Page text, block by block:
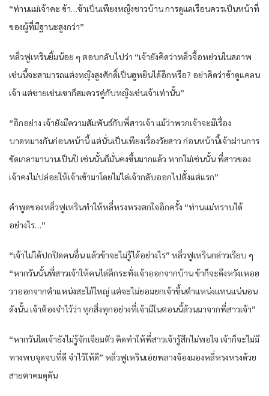
“ท่านแม่เจ้าคะ ข้า…ข้าเป็นเพียงหญิงชาวบ้าน การดูแลเรือนควรเป็นหน้าที่
ของผู้ที่มีฐานะสูงกว่า”
หลิ่วฟูเหรินยิ้มน้อย ๆ ตอบกลับไปว่า “เจ้ายังคิดว่าหลิ่วจื้อหย่วนในสภาพ
เช่นนี้จะสามารถแต่งหญิงสูงศักดิ์เป็นฮูหยินได้อีกหรือ? อย่าคิดว่าข้าดูแคลน
เจ้า แต่ชายเช่นเขาก็สมควรคู่กับหญิงเช่นเจ้าเท่านั้น”
“อีกอย่าง เจ้ายังมีความสัมพันธ์กับพี่สาวเจ้า แม้ว่าพวกเจ้าจะมีเรื่อง
บาดหมางกันก่อนหน้านี้ แต่นั่นเป็นเพียงเรื่องวัยสาว ก่อนหน้านี้เจ้าผ่านการ
ขัดเกลามานานเป็นปี เช่นนั้นก็มั่นคงขึ้นมากแล้ว หากไม่เช่นนั้น พี่สาวของ
เจ้าคงไม่ปล่อยให้เจ้าเข้ามาโดยไม่ไล่เจ้ากลับออกไปตั้งแต่แรก”
คำพูดของหลิ่วฟูเหรินทำให้หลี่หรงหรงตกใจอีกครั้ง “ท่านแม่ทราบได้
อย่างไร…”
“เจ้าไม่ได้ปกปิดคนอื่น แล้วข้าจะไม่รู้ได้อย่างไร” หลิ่วฟูเหรินกล่าวเรียบ ๆ
“หากวันนั้นพี่สาวเจ้าให้คนไล่ตีกระทั่งเจ้าออกจากบ้าน ข้าก็จะดึงหวังเหอฮ
วาออกจากตำแหน่งสะใภ้ใหญ่ แต่จะไม่ยอมยกเจ้าขึ้นตำแหน่งแทนแน่นอน
ดังนั้น เจ้าต้องจำไว้ว่า ทุกสิ่งทุกอย่างที่เจ้ามีในตอนนี้ล้วนมาจากพี่สาวเจ้า”
“หากวันใดเจ้ายังไม่รู้จักเจียมตัว คิดทำให้พี่สาวเจ้ารู้สึกไม่พอใจ เจ้าก็จะไม่มี
ทางพบจุดจบที่ดี จำไว้ให้ดี” หลิ่วฟูเหรินเอ่ยพลางจ้องมองหลี่หรงหรงด้วย
สายตาคมดุดัน